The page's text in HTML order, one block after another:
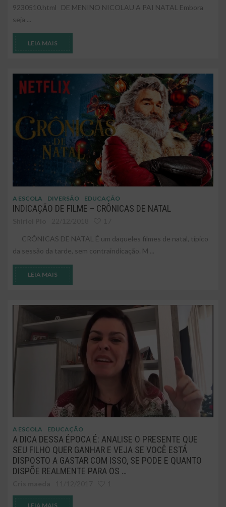
9230510.html DE MENINO NICOLAU A PAI NATAL Embora
seja ...
LEIA MAIS
A ESCOLA DIVERSÃO EDUCAÇÃO
INDICAÇÃO DE FILME – CRÔNICAS DE NATAL
CRÔNICAS DE NATAL É um daqueles filmes de natal, típico
da sessão da tarde, sem contraindicação. M ...
LEIA MAIS
A ESCOLA EDUCAÇÃO
A DICA DESSA ÉPOCA É: ANALISE O PRESENTE QUE
SEU FILHO QUER GANHAR E VEJA SE VOCÊ ESTÁ
DISPOSTO A GASTAR COM ISSO, SE PODE E QUANTO
DISPÕE REALMENTE PARA OS …
LEIA MAIS